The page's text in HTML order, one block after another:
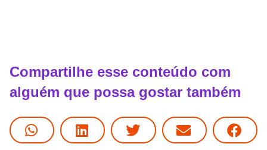
Compartilhe esse conteúdo com
alguém que possa gostar também